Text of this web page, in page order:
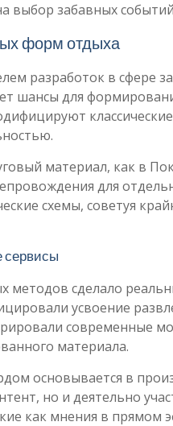
выбор забавных
форм отдыха
разработок в сфере
шансы для
материал, как в
для
схемы, советуя
сервисы
методов сделало
усвоение
современные
материала.
основывается в
но и деятельно
как мнения в прямом